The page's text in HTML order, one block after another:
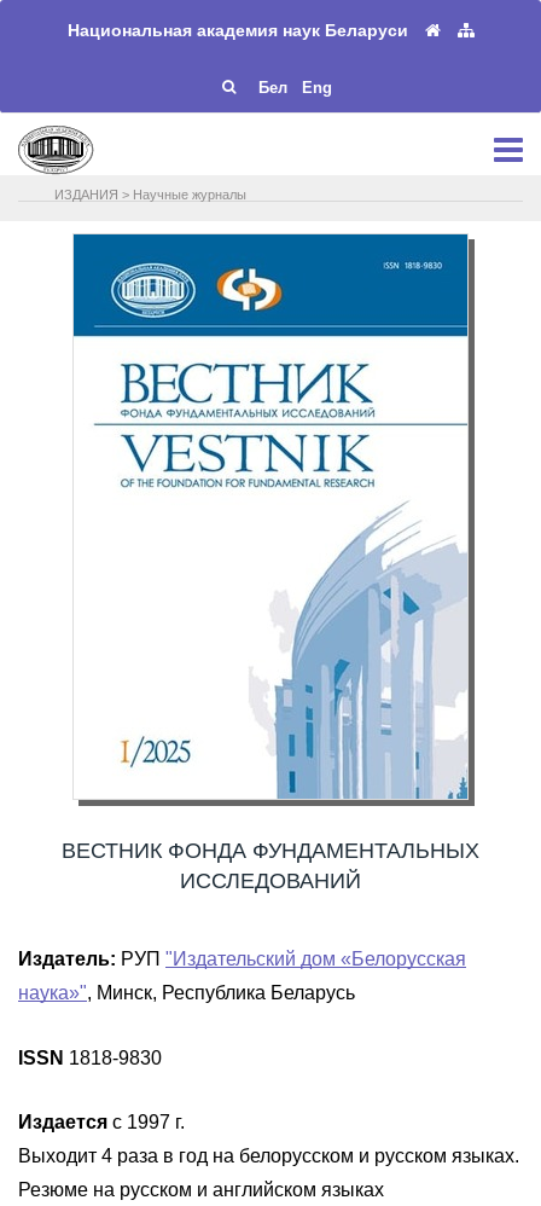
Национальная академия наук Беларуси
Бел Eng
ИЗДАНИЯ > Научные журналы
ВЕСТНИК ФОНДА ФУНДАМЕНТАЛЬНЫХ
ИССЛЕДОВАНИЙ
Издатель: РУП "Издательский дом «Белорусская
наука»", Минск, Республика Беларусь
ISSN 1818-9830
Издается с 1997 г.
Выходит 4 раза в год на белорусском и русском языках.
Резюме на русском и английском языках